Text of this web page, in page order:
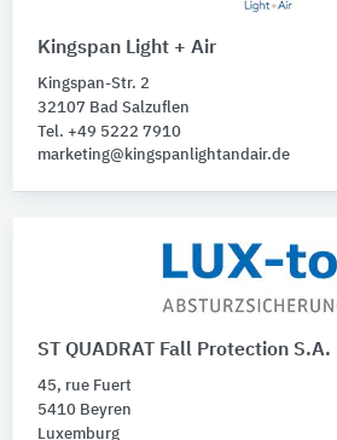
Kingspan Light + Air
Kingspan-Str. 2
32107 Bad Salzuflen
Tel. +49 5222 7910
marketing@kingspanlightandair.de
ST QUADRAT Fall Protection S.A.
45, rue Fuert
5410 Beyren
Luxemburg